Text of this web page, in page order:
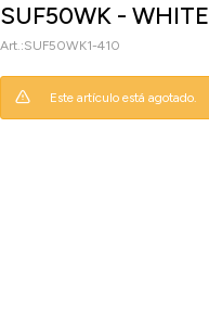
SUF50WK - WHITE
SUF50WK1-410
Este artículo está agotado.